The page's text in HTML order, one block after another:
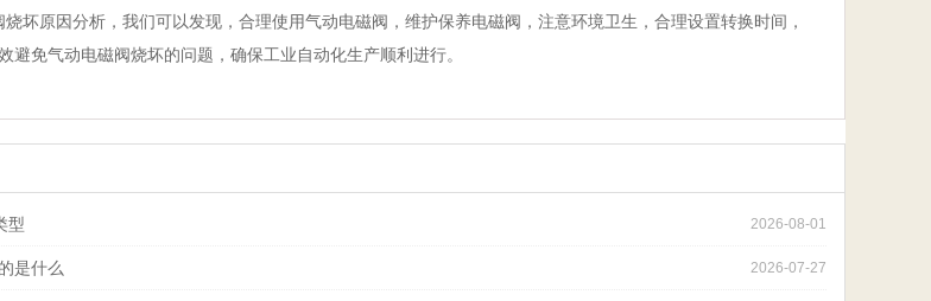
原因分析，我们可以发现，合理使用气动电磁阀，维护保养电磁阀，注意环境卫生，合理设置转换时间，
避免气动电磁阀烧坏的问题，确保工业自动化生产顺利进行。
型 2026-08-01
是什么 2026-07-27